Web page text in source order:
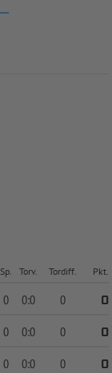
Sp. Torv. Tordiff. Pkt.
0 0:0 0
0
0 0:0 0
0
0 0:0 0
0